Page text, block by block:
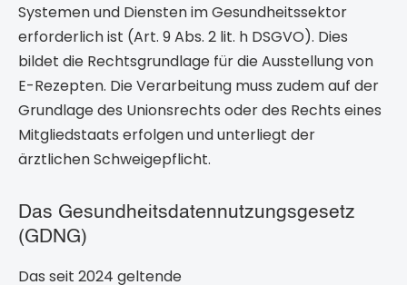
Systemen und Diensten im Gesundheitssektor
erforderlich ist (Art. 9 Abs. 2 lit. h DSGVO). Dies
bildet die Rechtsgrundlage für die Ausstellung von
E-Rezepten. Die Verarbeitung muss zudem auf der
Grundlage des Unionsrechts oder des Rechts eines
Mitgliedstaats erfolgen und unterliegt der
ärztlichen Schweigepflicht.
Das Gesundheitsdatennutzungsgesetz
(GDNG)
Das seit 2024 geltende